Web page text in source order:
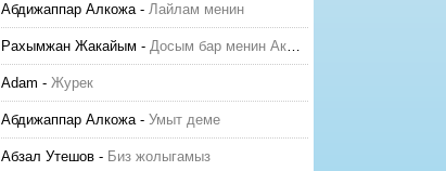
Абдижаппар Алкожа- Лайлам менин
Рахымжан Жакайым - Досым бар менин Актауда
Adam - Журек
Абдижаппар Алкожа- Умыт деме
Абзал Утешов - Биз жолыгамыз